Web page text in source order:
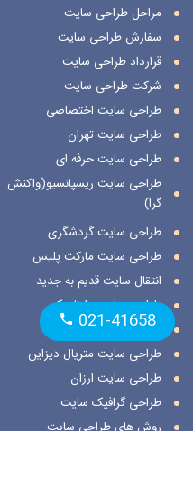
مراحل طراحی سایت
سفارش طراحی سایت
قرارداد طراحی سایت
شرکت طراحی سایت
طراحی سایت اختصاصی
طراحی سایت تهران
طراحی سایت حرفه ای
طراحی سایت ریسپانسیو(واکنش
گرا)
طراحی سایت گردشگری
طراحی سایت مارکت پلیس
انتقال سایت قدیم به جدید
طراحی سایت داینامیک
طراحی سایت استاتیک
طراحی سایت متریال دیزاین
طراحی سایت ارزان
طراحی گرافیک سایت
روش های طراحی سایت
021-41658